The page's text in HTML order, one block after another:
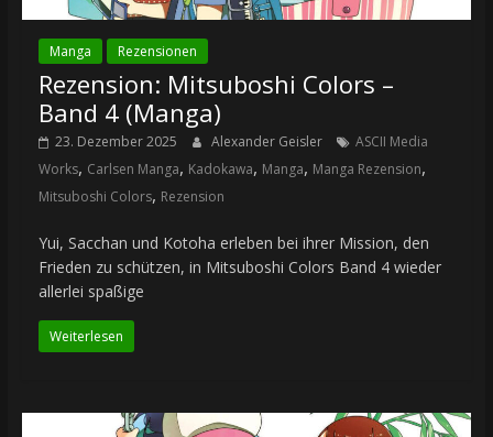
Manga Rezensionen
Rezension: Mitsuboshi Colors –
Band 4 (Manga)
23. Dezember 2025 Alexander Geisler
ASCII Media
Works, Carlsen Manga, Kadokawa, Manga, Manga Rezension,
Mitsuboshi Colors, Rezension
Yui, Sacchan und Kotoha erleben bei ihrer Mission, den
Frieden zu schützen, in Mitsuboshi Colors Band 4 wieder
allerlei spaßige
Weiterlesen